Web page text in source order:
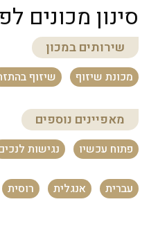
סינון מכונים
שירותים במכון
מכונת שיזוף שיזוף
מאפיינים נוספים
פתוח עכשיו נגישות
עברית אנגלית רוסית
נחשול 24, קיבוץ סער